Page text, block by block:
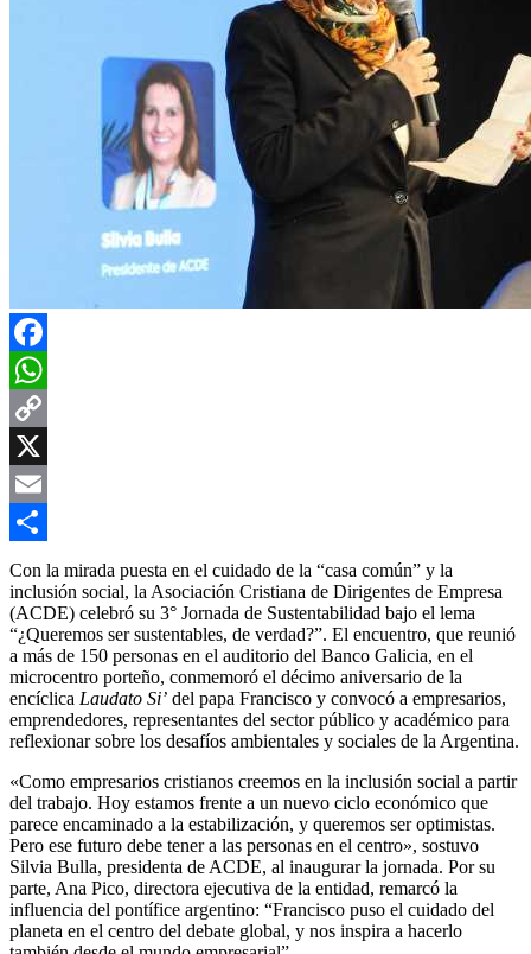
Facebook
WhatsApp
Copy
Link
X
Email
Compartir
Con la mirada puesta en el cuidado de la “casa común” y la
inclusión social, la Asociación Cristiana de Dirigentes de Empresa
(ACDE) celebró su 3° Jornada de Sustentabilidad bajo el lema
“¿Queremos ser sustentables, de verdad?”. El encuentro, que reunió
a más de 150 personas en el auditorio del Banco Galicia, en el
microcentro porteño, conmemoró el décimo aniversario de la
encíclica Laudato Si’ del papa Francisco y convocó a empresarios,
emprendedores, representantes del sector público y académico para
reflexionar sobre los desafíos ambientales y sociales de la Argentina.
«Como empresarios cristianos creemos en la inclusión social a partir
del trabajo. Hoy estamos frente a un nuevo ciclo económico que
parece encaminado a la estabilización, y queremos ser optimistas.
Pero ese futuro debe tener a las personas en el centro», sostuvo
Silvia Bulla, presidenta de ACDE, al inaugurar la jornada. Por su
parte, Ana Pico, directora ejecutiva de la entidad, remarcó la
influencia del pontífice argentino: “Francisco puso el cuidado del
planeta en el centro del debate global, y nos inspira a hacerlo